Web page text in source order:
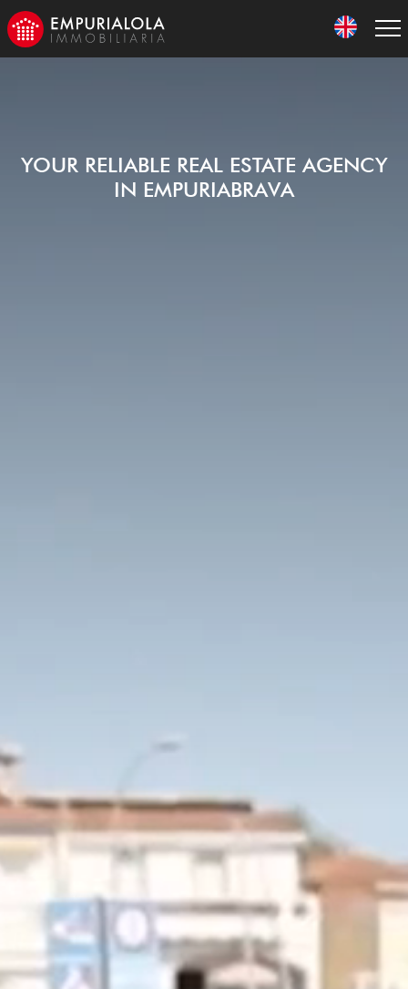
YOUR RELIABLE REAL ESTATE AGENCY
IN EMPURIABRAVA